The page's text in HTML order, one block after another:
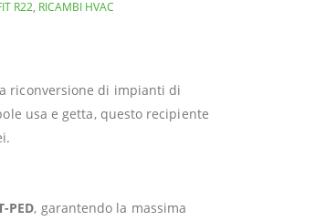
R22, RICAMBI HVAC
riconversione di impianti di
usa e getta, questo recipiente
PED, garantendo la massima